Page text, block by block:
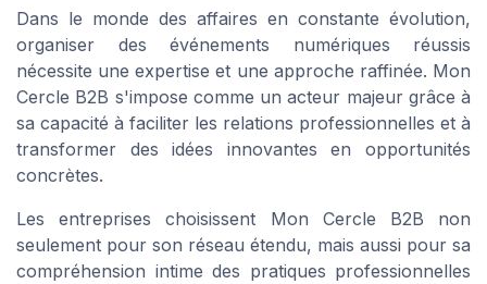
Dans le monde des affaires en constante évolution,
organiser des événements numériques réussis
nécessite une expertise et une approche raffinée. Mon
Cercle B2B s'impose comme un acteur majeur grâce à
sa capacité à faciliter les relations professionnelles et à
transformer des idées innovantes en opportunités
concrètes.
Les entreprises choisissent Mon Cercle B2B non
seulement pour son réseau étendu, mais aussi pour sa
compréhension intime des pratiques professionnelles